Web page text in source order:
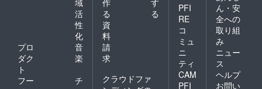
域
活
性
化
プロ
ダク
ト
音
楽
フー
チ
作
る
す
る
資
料
請
求
クラウドファ
PFI
RE
コ
ミュ
ニ
ティ
CAM
PFI
ん・安
全への
取り組
み
ニュー
ス
ヘルプ
お問い